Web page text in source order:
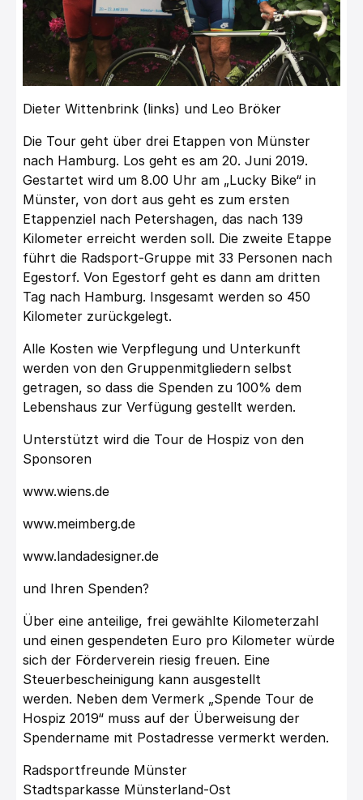
Dieter Wittenbrink (links) und Leo Bröker
Die Tour geht über drei Etappen von Münster
nach Hamburg. Los geht es am 20. Juni 2019.
Gestartet wird um 8.00 Uhr am „Lucky Bike“ in
Münster, von dort aus geht es zum ersten
Etappenziel nach Petershagen, das nach 139
Kilometer erreicht werden soll. Die zweite Etappe
führt die Radsport-Gruppe mit 33 Personen nach
Egestorf. Von Egestorf geht es dann am dritten
Tag nach Hamburg. Insgesamt werden so 450
Kilometer zurückgelegt.
Alle Kosten wie Verpflegung und Unterkunft
werden von den Gruppenmitgliedern selbst
getragen, so dass die Spenden zu 100% dem
Lebenshaus zur Verfügung gestellt werden.
Unterstützt wird die Tour de Hospiz von den
Sponsoren
www.wiens.de
www.meimberg.de
www.landadesigner.de
und Ihren Spenden?
Über eine anteilige, frei gewählte Kilometerzahl
und einen gespendeten Euro pro Kilometer würde
sich der Förderverein riesig freuen. Eine
Steuerbescheinigung kann ausgestellt
werden. Neben dem Vermerk „Spende Tour de
Hospiz 2019“ muss auf der Überweisung der
Spendername mit Postadresse vermerkt werden.
Radsportfreunde Münster
Stadtsparkasse Münsterland-Ost